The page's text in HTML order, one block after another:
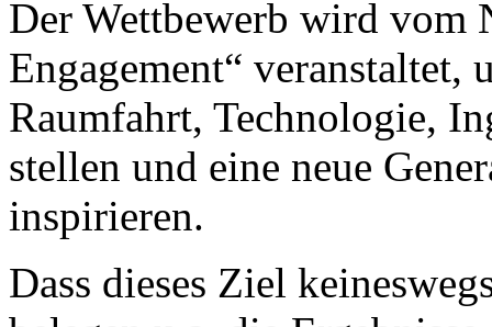
Der Wettbewerb wird
Engagement“ veranstaltet,
Raumfahrt, Technologie,
stellen und eine neue
inspirieren.
Dass dieses Ziel